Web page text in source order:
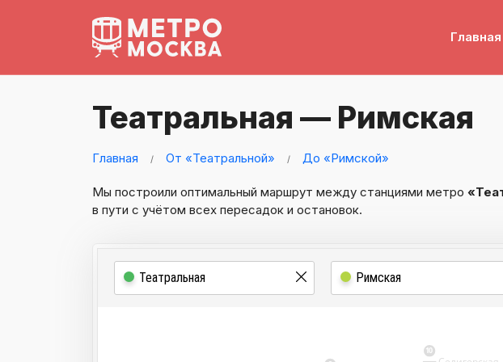
Главная
Театральная — Римская
Главная От «Театральной» До «Римской»
Мы построили оптимальный маршрут между станциями метро
в пути с учётом всех пересадок и остановок.
10